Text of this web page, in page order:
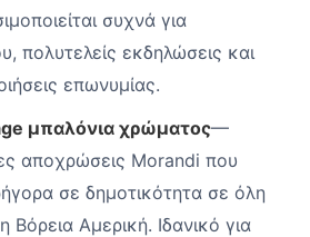
συχνά για
πολυτελείς εκδηλώσεις και
επωνυμίας.
μπαλόνια χρώματος—
αποχρώσεις Morandi που
σε δημοτικότητα σε όλη
Βόρεια Αμερική. Ιδανικό για